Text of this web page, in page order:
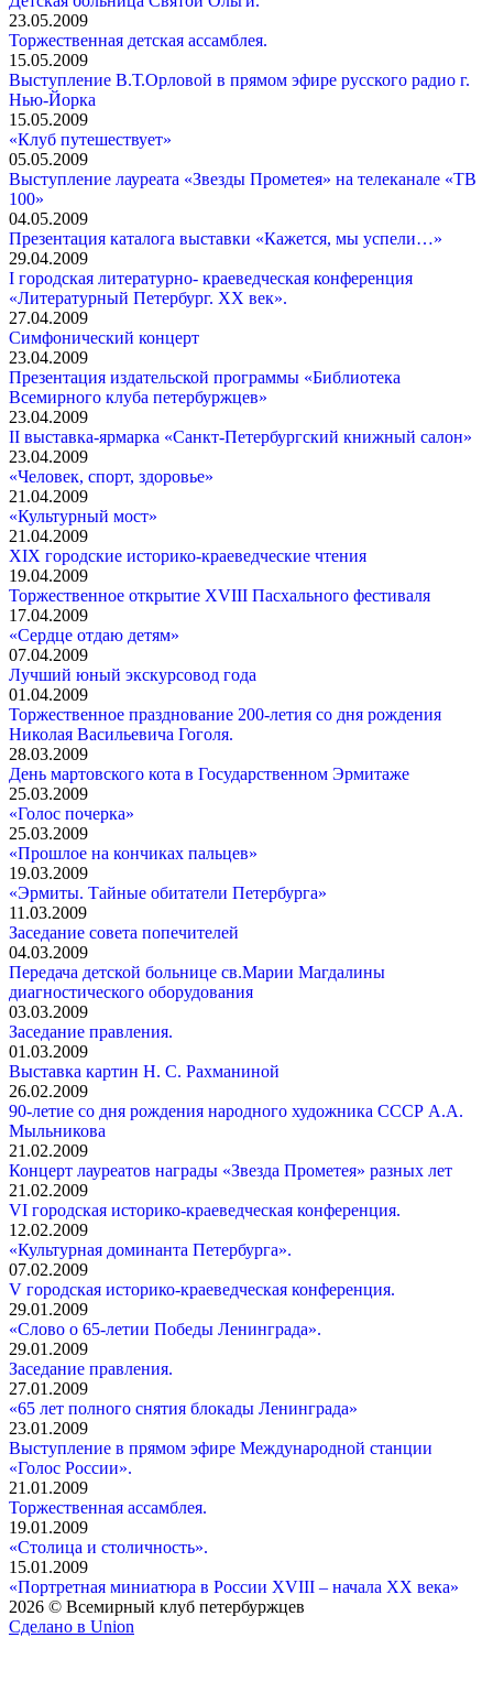
23.05.2009
Торжественная детская ассамблея.
15.05.2009
Выступление В.Т.Орловой в прямом эфире русского радио г.
Нью-Йорка
15.05.2009
«Клуб путешествует»
05.05.2009
Выступление лауреата «Звезды Прометея» на телеканале «ТВ
100»
04.05.2009
Презентация каталога выставки «Кажется, мы успели…»
29.04.2009
I городская литературно- краеведческая конференция
«Литературный Петербург. ХХ век».
27.04.2009
Симфонический концерт
23.04.2009
Презентация издательской программы «Библиотека
Всемирного клуба петербуржцев»
23.04.2009
II выставка-ярмарка «Санкт-Петербургский книжный салон»
23.04.2009
«Человек, спорт, здоровье»
21.04.2009
«Культурный мост»
21.04.2009
XIX городские историко-краеведческие чтения
19.04.2009
Торжественное открытие XVIII Пасхального фестиваля
17.04.2009
«Сердце отдаю детям»
07.04.2009
Лучший юный экскурсовод года
01.04.2009
Торжественное празднование 200-летия со дня рождения
Николая Васильевича Гоголя.
28.03.2009
День мартовского кота в Государственном Эрмитаже
25.03.2009
«Голос почерка»
25.03.2009
«Прошлое на кончиках пальцев»
19.03.2009
«Эрмиты. Тайные обитатели Петербурга»
11.03.2009
Заседание совета попечителей
04.03.2009
Передача детской больнице св.Марии Магдалины
диагностического оборудования
03.03.2009
Заседание правления.
01.03.2009
Выставка картин Н. С. Рахманиной
26.02.2009
90-летие со дня рождения народного художника СССР А.А.
Мыльникова
21.02.2009
Концерт лауреатов награды «Звезда Прометея» разных лет
21.02.2009
VI городская историко-краеведческая конференция.
12.02.2009
«Культурная доминанта Петербурга».
07.02.2009
V городская историко-краеведческая конференция.
29.01.2009
«Слово о 65-летии Победы Ленинграда».
29.01.2009
Заседание правления.
27.01.2009
«65 лет полного снятия блокады Ленинграда»
23.01.2009
Выступление в прямом эфире Международной станции
«Голос России».
21.01.2009
Торжественная ассамблея.
19.01.2009
«Столица и столичность».
15.01.2009
«Портретная миниатюра в России XVIII – начала XX века»
2026 © Всемирный клуб петербуржцев
Сделано в Union